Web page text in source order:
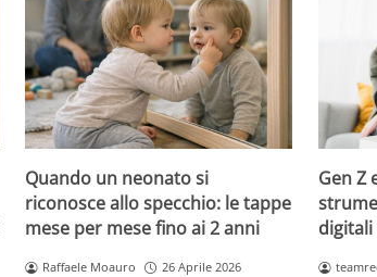
Quando un neonato si
riconosce allo specchio: le tappe
mese per mese fino ai 2 anni
Raffaele Moauro 26 Aprile 2026
Gen Z
digitali